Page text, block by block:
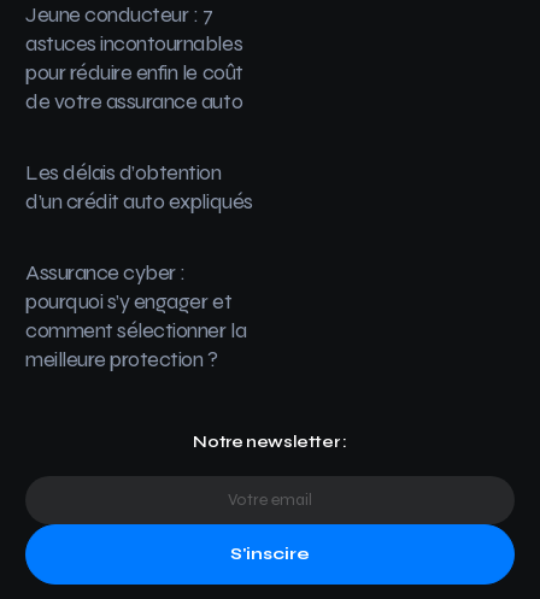
Jeune conducteur : 7
astuces incontournables
pour réduire enfin le coût
de votre assurance auto
Les délais d’obtention
d’un crédit auto expliqués
Assurance cyber :
pourquoi s’y engager et
comment sélectionner la
meilleure protection ?
Notre newsletter :
S'inscire